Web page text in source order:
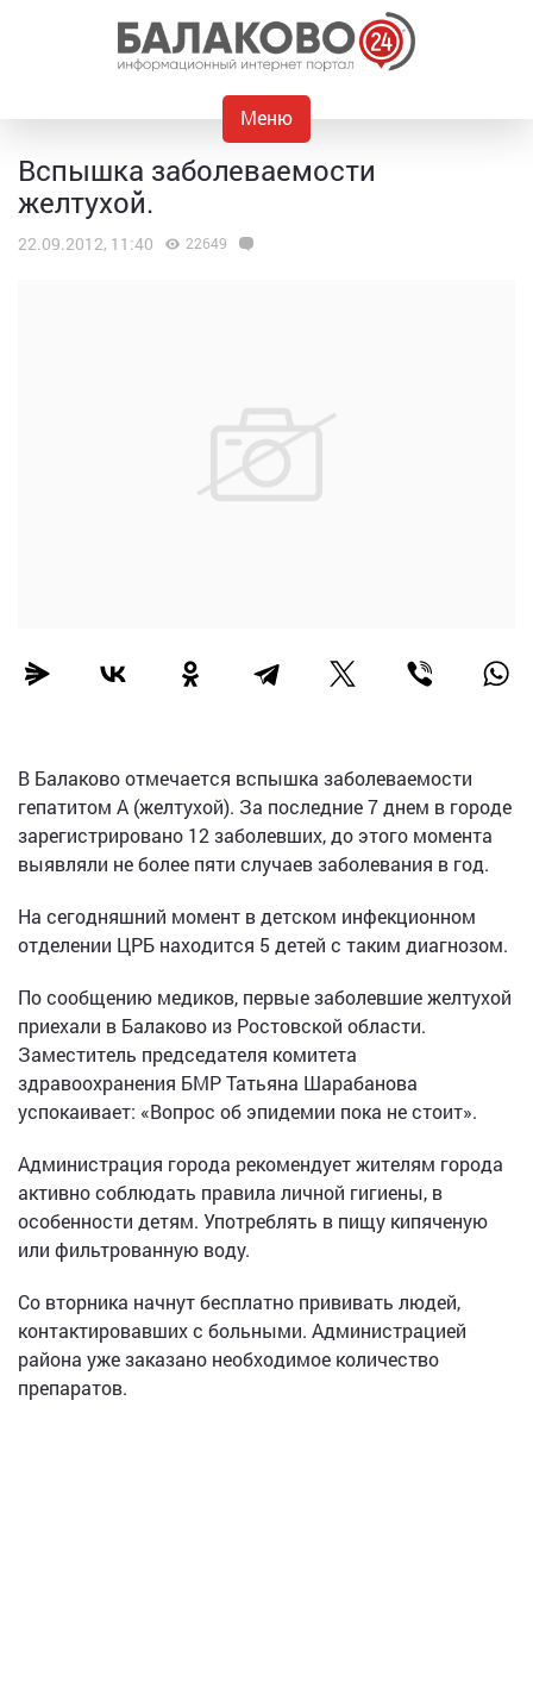
Меню
Вспышка заболеваемости
желтухой.
22.09.2012, 11:40 22649
В Балаково отмечается вспышка заболеваемости
гепатитом А (желтухой). За последние 7 днем в городе
зарегистрировано 12 заболевших, до этого момента
выявляли не более пяти случаев заболевания в год.
На сегодняшний момент в детском инфекционном
отделении ЦРБ находится 5 детей с таким диагнозом.
По сообщению медиков, первые заболевшие желтухой
приехали в Балаково из Ростовской области.
Заместитель председателя комитета
здравоохранения БМР Татьяна Шарабанова
успокаивает: «Вопрос об эпидемии пока не стоит».
Администрация города рекомендует жителям города
активно соблюдать правила личной гигиены, в
особенности детям. Употреблять в пищу кипяченую
или фильтрованную воду.
Со вторника начнут бесплатно прививать людей,
контактировавших с больными. Администрацией
района уже заказано необходимое количество
препаратов.